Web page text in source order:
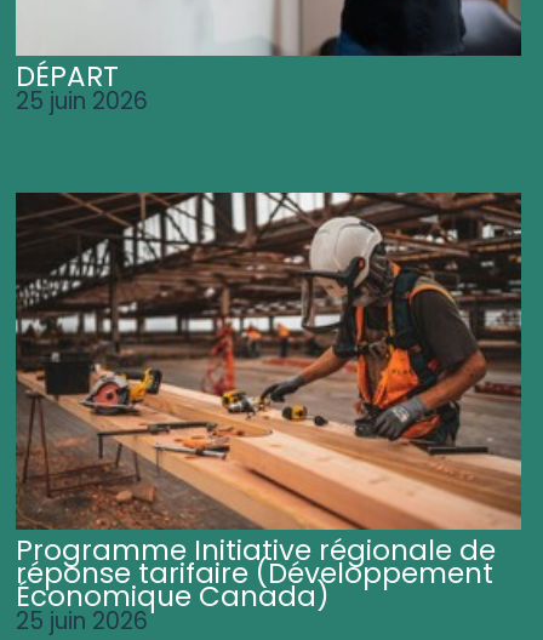
DÉPART
25 juin 2026
Programme Initiative régionale de
réponse tarifaire (Développement
Économique Canada)
25 juin 2026